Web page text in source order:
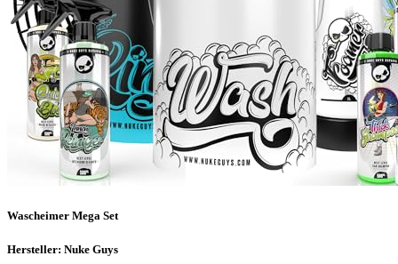
Wascheimer Mega Set
Hersteller: Nuke Guys